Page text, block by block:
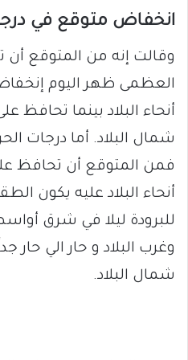
انخفاض متوقع في
وقالت إنه من المتوقع أن
العظمى ظهر اليوم
أنحاء البلاد بينما تحافظ
شمال البلاد. أما درجات
فمن المتوقع أن تحافظ
أنحاء البلاد عليه يكون
للبرودة ليلا في شرق
وغرب البلاد و حار الي حار
شمال البلاد.